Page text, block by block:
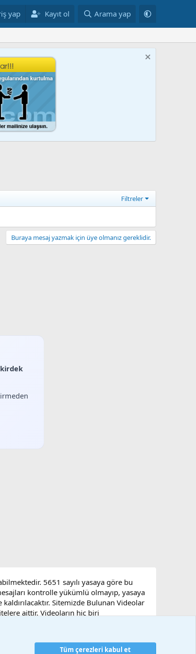
yap Kayıt ol Arama yap
Filtreler
Buraya mesaj yazmak için üye olmanız gereklidir.
5651 sayılı yasaya göre bu
kontrolle yükümlü olmayıp, yasaya
Sitemizde Bulunan Videolar
aittir. Videoların hiç biri
Tüm çerezleri kabul et